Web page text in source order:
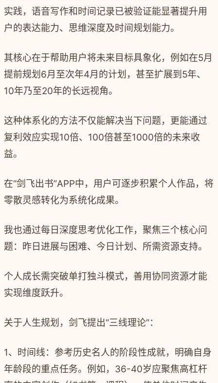
实践，语音写作和时间记录已被验证能显著提升用
户的表达能力、思维深度及时间规划能力。
其核心在于帮助用户将未来目标具象化，例如在5月
提前规划6月至次年4月的计划，甚至扩展到5年、
10年乃至20年的长远视角。
这种体系化的方法不仅能解决当下问题，更能通过
复利效应实现10倍、100倍甚至1000倍的未来收
益。
在“剑飞出书”APP中，用户可逐步积累个人作品，将
零散灵感转化为系统化成果。
我也通过每日深度思考优化工作，聚焦三个核心问
题：昨日进展与困难、今日计划、所需资源支持。
个人成长需突破单打独斗模式，善用协同资源才能
实现维度跃升。
关于人生规划，剑飞提出“三线理论”：
1、时间线：参考历史名人的阶段性成就，明确自身
年龄段的重点任务。例如，36-40岁应聚焦高杠杆